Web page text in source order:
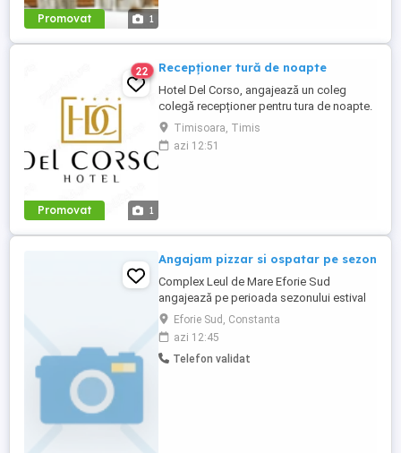
Promovat 1
Promovat 1
22 Recepționer tură de noapte
Hotel Del Corso, angajează un coleg
colegă recepționer pentru tura de noapte.
Responsabilități: - cunoașterea imbii
engleze obligatorie; - ture: 2 ture de 12h, 2
zile libere, doar de noapte; - să fii o
Timisoara, Timis
azi 12:51
Angajam pizzar si ospatar pe sezon
Complex Leul de Mare Eforie Sud
angajează pe perioada sezonului estival
în statiunea **Eforie Sud**, pentru
restaurant, următorul personal**: **-
bucătari, ajutor bucătari;** **-ospătari
ospătarite **-femei spălat vase;** **-
Eforie Sud, Constanta
azi 12:45
Telefon validat